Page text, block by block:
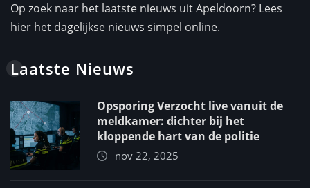
Op zoek naar het laatste nieuws uit Apeldoorn? Lees
hier het dagelijkse nieuws simpel online.
Laatste Nieuws
Opsporing Verzocht live vanuit de
meldkamer: dichter bij het
kloppende hart van de politie
nov 22, 2025